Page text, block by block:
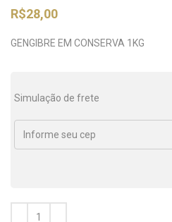
R$28,00
GENGIBRE EM CONSERVA 1KG
Simulação de frete